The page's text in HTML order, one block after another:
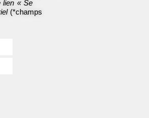
lien « Se
(*champs